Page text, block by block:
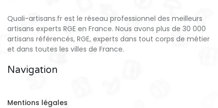
Quali-artisans.fr est le réseau professionnel des meilleurs
artisans experts RGE en France. Nous avons plus de 30 000
artisans référencés, RGE, experts dans tout corps de métier
et dans toutes les villes de France.
Navigation
Mentions légales